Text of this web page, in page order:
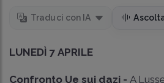
Traduci con IA
LUNEDÌ 7 APRILE
Confronto Ue sui dazi - A